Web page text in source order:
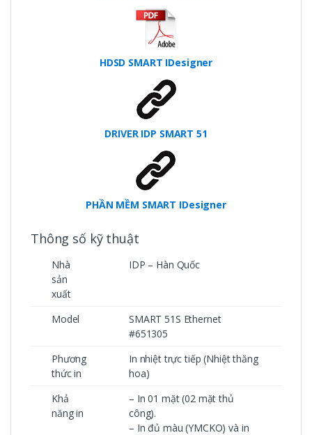
HDSD SMART IDesigner
DRIVER IDP SMART 51
PHẦN MỀM SMART IDesigner
Thông số kỹ thuật
Nhà
sản
xuất
IDP – Hàn Quốc
Model
SMART 51S Ethernet
#651305
Phương
thức in
In nhiệt trực tiếp (Nhiệt thăng
hoa)
Khả
năng in
– In 01 mặt (02 mặt thủ
công).
– In đủ màu (YMCKO) và in